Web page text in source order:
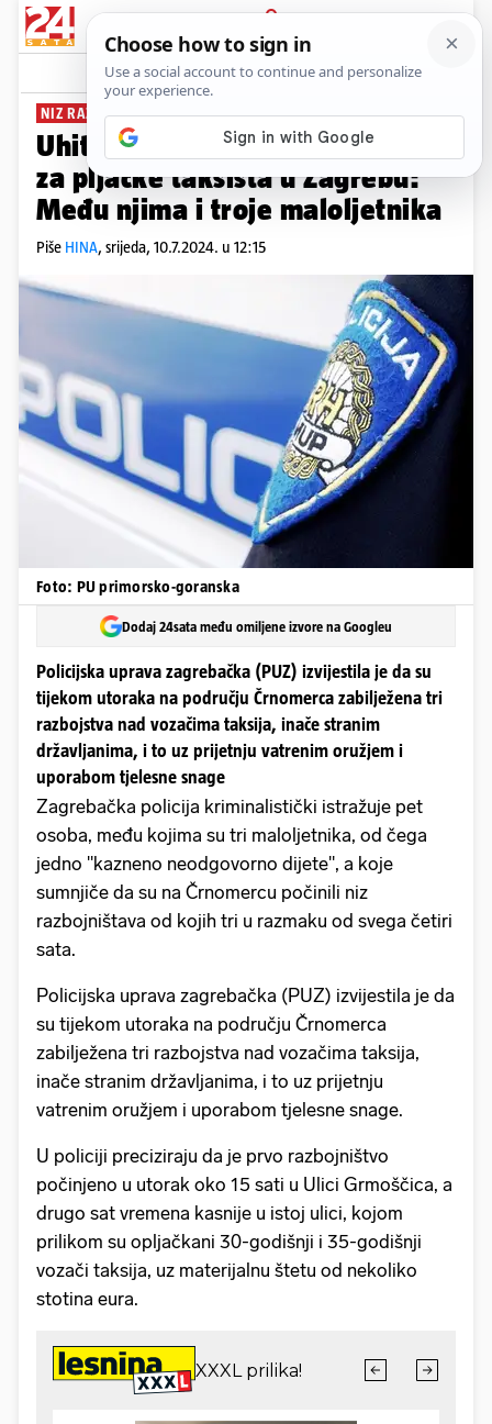
PRIJAVA
News Komentari
NIZ RAZBOJNIŠTVA
Uhitili petero ljudi, sumnjiče ih
za pljačke taksista u Zagrebu:
Među njima i troje maloljetnika
Piše HINA, srijeda, 10.7.2024. u 12:15
Foto: PU primorsko-goranska
Dodaj 24sata među omiljene izvore na Googleu
Policijska uprava zagrebačka (PUZ) izvijestila je da su
tijekom utoraka na području Črnomerca zabilježena tri
razbojstva nad vozačima taksija, inače stranim
državljanima, i to uz prijetnju vatrenim oružjem i
uporabom tjelesne snage
Zagrebačka policija kriminalistički istražuje pet
osoba, među kojima su tri maloljetnika, od čega
jedno "kazneno neodgovorno dijete", a koje
sumnjiče da su na Črnomercu počinili niz
razbojništava od kojih tri u razmaku od svega četiri
sata.
Policijska uprava zagrebačka (PUZ) izvijestila je da
su tijekom utoraka na području Črnomerca
zabilježena tri razbojstva nad vozačima taksija,
inače stranim državljanima, i to uz prijetnju
vatrenim oružjem i uporabom tjelesne snage.
U policiji preciziraju da je prvo razbojništvo
počinjeno u utorak oko 15 sati u Ulici Grmoščica, a
drugo sat vremena kasnije u istoj ulici, kojom
prilikom su opljačkani 30-godišnji i 35-godišnji
vozači taksija, uz materijalnu štetu od nekoliko
stotina eura.